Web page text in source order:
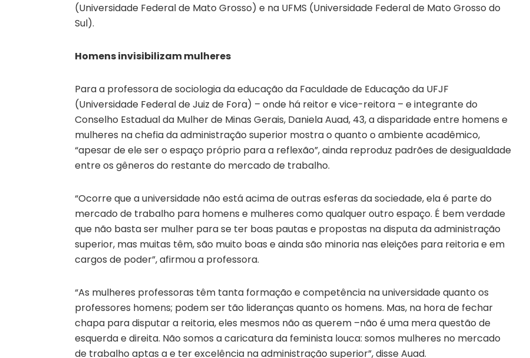
(Universidade Federal de Mato Grosso) e na UFMS (Universidade Federal de Mato Grosso do
Sul).
Homens invisibilizam mulheres
Para a professora de sociologia da educação da Faculdade de Educação da UFJF
(Universidade Federal de Juiz de Fora) – onde há reitor e vice-reitora – e integrante do
Conselho Estadual da Mulher de Minas Gerais, Daniela Auad, 43, a disparidade entre homens e
mulheres na chefia da administração superior mostra o quanto o ambiente acadêmico,
“apesar de ele ser o espaço próprio para a reflexão”, ainda reproduz padrões de desigualdade
entre os gêneros do restante do mercado de trabalho.
“Ocorre que a universidade não está acima de outras esferas da sociedade, ela é parte do
mercado de trabalho para homens e mulheres como qualquer outro espaço. É bem verdade
que não basta ser mulher para se ter boas pautas e propostas na disputa da administração
superior, mas muitas têm, são muito boas e ainda são minoria nas eleições para reitoria e em
cargos de poder”, afirmou a professora.
“As mulheres professoras têm tanta formação e competência na universidade quanto os
professores homens; podem ser tão lideranças quanto os homens. Mas, na hora de fechar
chapa para disputar a reitoria, eles mesmos não as querem –não é uma mera questão de
esquerda e direita. Não somos a caricatura da feminista louca: somos mulheres no mercado
de trabalho aptas a e ter excelência na administração superior”, disse Auad.